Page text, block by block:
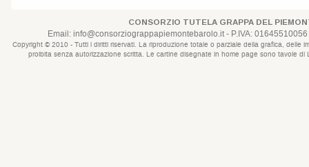
CONSORZIO TUTELA GRAPPA DEL
Email: info@consorziograppapiemontebarolo.it- P.IVA:
Copyright © 2010 - Tutti i diritti riservati. La riproduzione totale o parziale della grafica,
proibita senza autorizzazione scritta. Le cartine disegnate in home page sono tavole